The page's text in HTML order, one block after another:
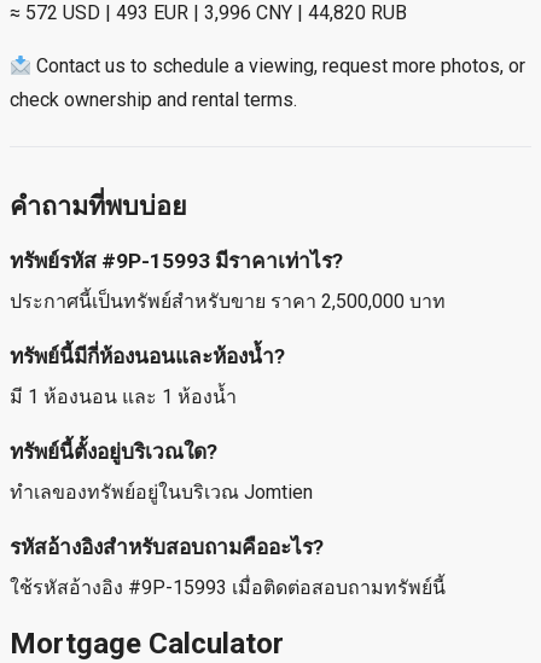
≈ 572 USD | 493 EUR | 3,996 CNY | 44,820 RUB
Contact us to schedule a viewing, request more photos, or
check ownership and rental terms.
คำถามที่พบบ่อย
ทรัพย์รหัส #9P-15993 มีราคาเท่าไร?
ประกาศนี้เป็นทรัพย์สำหรับขาย ราคา 2,500,000 บาท
ทรัพย์นี้มีกี่ห้องนอนและห้องน้ำ?
มี 1 ห้องนอน และ 1 ห้องน้ำ
ทรัพย์นี้ตั้งอยู่บริเวณใด?
ทำเลของทรัพย์อยู่ในบริเวณ Jomtien
รหัสอ้างอิงสำหรับสอบถามคืออะไร?
ใช้รหัสอ้างอิง #9P-15993 เมื่อติดต่อสอบถามทรัพย์นี้
Mortgage Calculator